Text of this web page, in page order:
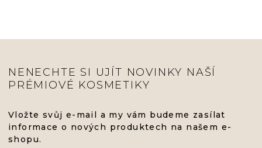
NENECHTE SI UJÍT NOVINKY NAŠÍ
PRÉMIOVÉ KOSMETIKY
Vložte svůj e-mail a my vám budeme zasílat
informace o nových produktech na našem e-
shopu.